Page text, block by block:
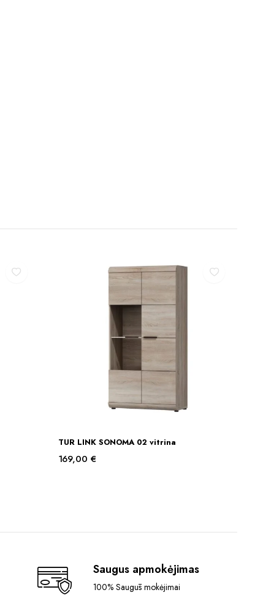
Į KREPŠELĮ
TUR LINK SONOMA 02 vitrina
169,00€
Saugus apmokėjimas
100% Saugūs mokėjimai